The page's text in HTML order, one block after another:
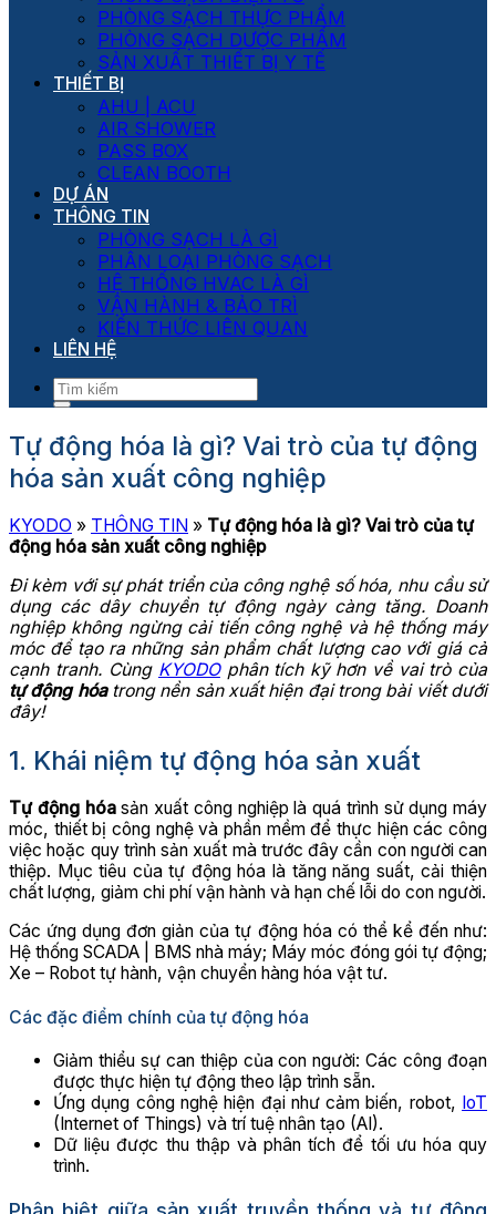
PHÒNG SẠCH THỰC PHẨM
PHÒNG SẠCH DƯỢC PHẨM
SẢN XUẤT THIẾT BỊ Y TẾ
THIẾT BỊ
AHU | ACU
AIR SHOWER
PASS BOX
CLEAN BOOTH
DỰ ÁN
THÔNG TIN
PHÒNG SẠCH LÀ GÌ
PHÂN LOẠI PHÒNG SẠCH
HỆ THỐNG HVAC LÀ GÌ
VẬN HÀNH & BẢO TRÌ
KIẾN THỨC LIÊN QUAN
LIÊN HỆ
Tự động hóa là gì? Vai trò của tự động
hóa sản xuất công nghiệp
KYODO » THÔNG TIN » Tự động hóa là gì? Vai trò của tự
động hóa sản xuất công nghiệp
Đi kèm với sự phát triển của công nghệ số hóa, nhu cầu sử
dụng các dây chuyền tự động ngày càng tăng. Doanh
nghiệp không ngừng cải tiến công nghệ và hệ thống máy
móc để tạo ra những sản phẩm chất lượng cao với giá cả
cạnh tranh. Cùng KYODOphân tích kỹ hơn về vai trò của
tự động hóatrong nền sản xuất hiện đại trong bài viết dưới
đây!
1. Khái niệm tự động hóa sản xuất
Tự động hóasản xuất công nghiệp là quá trình sử dụng máy
móc, thiết bị công nghệ và phần mềm để thực hiện các công
việc hoặc quy trình sản xuất mà trước đây cần con người can
thiệp. Mục tiêu của tự động hóa là tăng năng suất, cải thiện
chất lượng, giảm chi phí vận hành và hạn chế lỗi do con người.
Các ứng dụng đơn giản của tự động hóa có thể kể đến như:
Hệ thống SCADA | BMS nhà máy; Máy móc đóng gói tự động;
Xe – Robot tự hành, vận chuyển hàng hóa vật tư.
Các đặc điểm chính của tự động hóa
Giảm thiểu sự can thiệp của con người: Các công đoạn
được thực hiện tự động theo lập trình sẵn.
Ứng dụng công nghệ hiện đại như cảm biến, robot, IoT
(Internet of Things) và trí tuệ nhân tạo (AI).
Dữ liệu được thu thập và phân tích để tối ưu hóa quy
trình.